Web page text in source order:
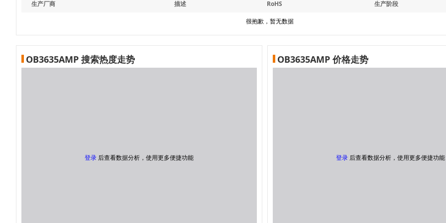
生产厂商 描述 RoHS 生产阶段
很抱歉，暂无数据
OB3635AMP 搜索热度走势
登录 后查看数据分析，使用更多便捷功能
OB3635AMP 价格走势
登录 后查看数据分析，使用更多便捷功能